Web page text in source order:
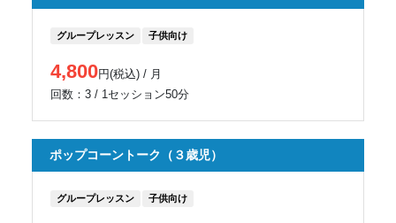
グループレッスン 子供向け
4,800円(税込) / 月
回数：3 / 1セッション50分
ポップコーントーク（３歳児）
グループレッスン 子供向け